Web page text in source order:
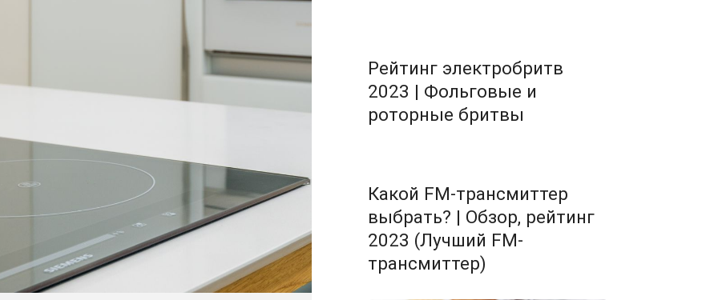
Рейтинг электробритв
2023 | Фольговые и
роторные бритвы
Какой FM-трансмиттер
выбрать? | Обзор, рейтинг
2023 (Лучший FM-
трансмиттер)